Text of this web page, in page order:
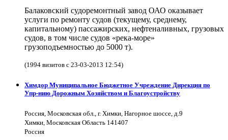
Балаковский судоремонтный завод ОАО оказывает
услуги по ремонту судов (текущему, среднему,
капитальному) пассажирских, нефтеналивных, грузовых
судов, в том числе судов «река-море»
грузоподъемностью до 5000 т).
(1994 визитов с 23-03-2013 12:54)
Химдор Муниципальное Бюджетное Учреждение Дирекция по
Упр-нию Дорожным Хозяйством и Благоустройству
Россия, Московская обл., г. Химки, Нагорное шоссе, д.9
Химки, Московская Область 141407
Россия